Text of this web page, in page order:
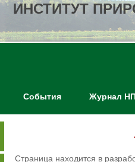
ИНСТИТУТ
События Журнал
Страница находится в